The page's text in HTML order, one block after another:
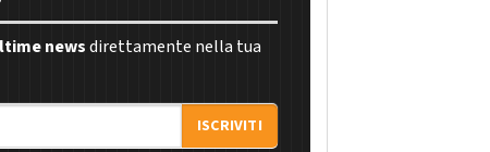
newsdirettamente nella tua
ISCRIVITI